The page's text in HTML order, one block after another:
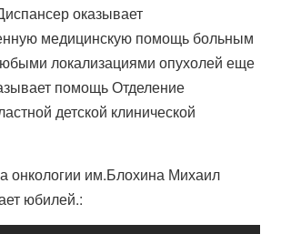
оказывает
медицинскую помощь больным
локализациями опухолей еще
помощь Отделение
детской клинической
онкологии им.Блохина Михаил
юбилей.: